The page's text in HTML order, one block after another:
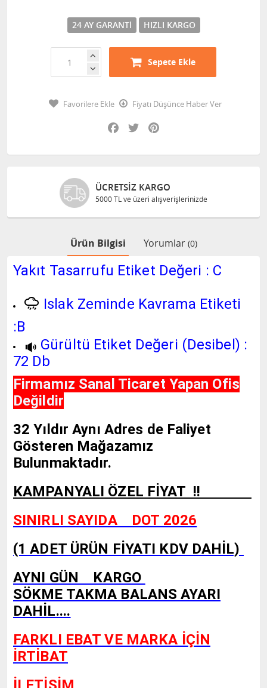
24 AY GARANTI HIZLI KARGO
Sepete Ekle
Favorilere Ekle
Fiyatı Düşünce Haber Ver
Facebook
Twitter
GÜVENLI ALIŞVERIŞ
Bilgileriniz 128 Bit SSL ile güvende
Ürün Bilgisi Yorumlar (0)
Yakıt Tasarrufu Etiket Değeri : C
Islak Zeminde Kavrama Etiketi
:B
Gürültü Etiket Değeri (Desibel) :
72 Db
Firmamız Sanal Ticaret Yapan Ofis
Değildir
32 Yıldır Aynı Adres de Faliyet
Gösteren Mağazamız
Bulunmaktadır.
KAMPANYALI ÖZEL FİYAT !!
SINIRLI SAYIDA DOT 2026
(1 ADET ÜRÜN FİYATI KDV DAHİL)
AYNI GÜN KARGO
SÖKME TAKMA BALANS AYARI
DAHİL....
FARKLI EBAT VE MARKA İÇİN
İRTİBAT